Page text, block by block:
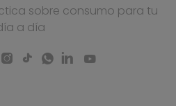
sobre consumo para tu
a día